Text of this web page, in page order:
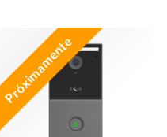
Próximamente